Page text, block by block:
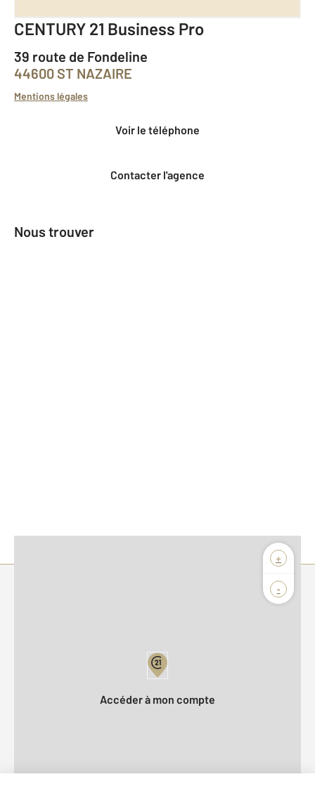
CENTURY 21 Business Pro
39 route de Fondeline
44600 ST NAZAIRE
Mentions légales
Voir le téléphone
Contacter l'agence
Nous trouver
+
-
Accéder à mon compte
Devenir franchisé